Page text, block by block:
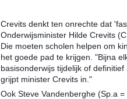
Crevits denkt ten onrechte dat
Onderwijsminister Hilde Crevits
Die moeten scholen helpen om
het goede pad te krijgen. "Bijna
basisonderwijs tijdelijk of
grijpt minister Crevits in."
Ook Steve Vandenberghe (Sp.a